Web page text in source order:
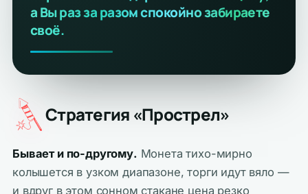
а Вы раз за разом спокойно забираете
своё.
Стратегия «Прострел»
Бывает и по-другому. Монета тихо-мирно
колышется в узком диапазоне, торги идут вяло —
и вдруг в этом сонном стакане цена резко